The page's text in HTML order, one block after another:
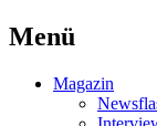
Menü
Magazin